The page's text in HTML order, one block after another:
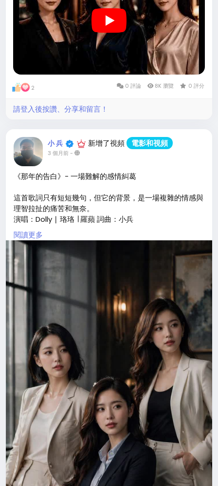
2 0 評論 8K 瀏覽 0 評分
請登入後按讚、分享和留言！
小 兵 新增了視頻 電影和視頻
3 個月前-
《那年的告白》- 一場難解的感情糾葛
這首歌詞只有短短幾句，但它的背景，是一場複雜的情感與
理智拉扯的痛苦和無奈。
演唱：Dolly ∣ 珞珞 ∣ 羅蘋 詞曲：小兵
#那年的告白#情感糾葛#dolly#珞珞#羅蘋
閱讀更多